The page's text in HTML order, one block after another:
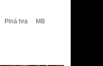
Plná hra MB